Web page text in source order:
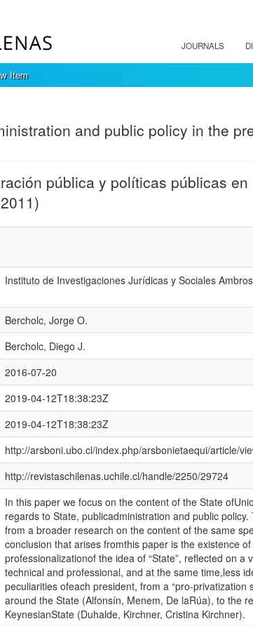
JOURNALS
Item
and public policy in the
pública y políticas públicas
Instituto de Investigaciones Jurídicas y Sociales
Bercholc, Jorge O.
Bercholc, Diego J.
2016-07-20
2019-04-12T18:38:23Z
2019-04-12T18:38:23Z
http://arsboni.ubo.cl/index.php/arsbonietaequi/article/
http://revistaschilenas.uchile.cl/handle/2250/29724
In this paper we focus on the content of the State
regards to State, publicadministration and public
from a broader research on the content of the same
conclusion that arises fromthis paper is the existence
professionalizationof the idea of “State”, reflected on
technical and professional, and at the same time,less
peculiarities ofeach president, from a “pro-
around the State (Alfonsín, Menem, De laRúa), to the
KeynesianState (Duhalde, Kirchner, Cristina Kirchner).